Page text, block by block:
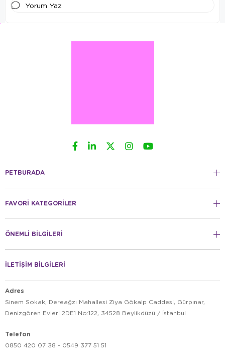
Yorum Yaz
PETBURADA
FAVORİ KATEGORİLER
ÖNEMLİ BİLGİLERİ
İLETİŞİM BİLGİLERİ
Adres
Sinem Sokak, Dereağzı Mahallesi Ziya Gökalp Caddesi, Gürpınar,
Denizgören Evleri 2DE1 No:122, 34528 Beylikdüzü / İstanbul
Telefon
0850 420 07 38 - 0549 377 51 51